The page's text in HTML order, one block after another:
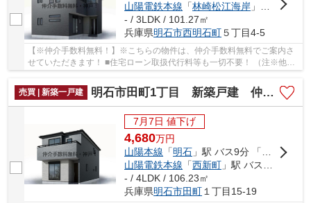
山陽電鉄本線 「林崎松江海岸 」駅 徒歩32分
- / 3LDK / 101.27㎡
兵庫県明石市西明石町５丁目4-5
【※仲介手数料無料！】※こちらの物件は、仲介手数料無料でご案内さ
せていただきます！ ■住宅ローン取扱代行料等も一切不要！ （注※他社
売買 | 新築一戸建
明石市田町1丁目 新築戸建 仲介手数料無料！
7月7日 値下げ
4,680万円
山陽本線 「明石 」駅 バス9分 「竹の台公園」 停歩20分
山陽電鉄本線 「西新町 」駅 バス21分 「長谷南口」 停歩6分
- / 4LDK / 106.23㎡
兵庫県明石市田町 １丁目15-19